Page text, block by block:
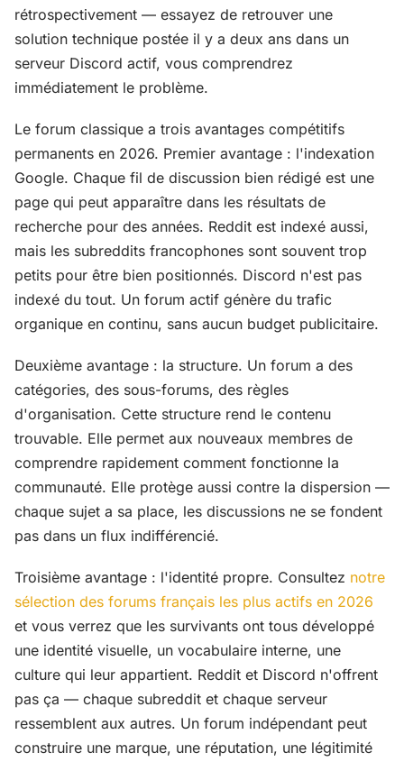
rétrospectivement — essayez de retrouver une
solution technique postée il y a deux ans dans un
serveur Discord actif, vous comprendrez
immédiatement le problème.
Le forum classique a trois avantages compétitifs
permanents en 2026. Premier avantage : l'indexation
Google. Chaque fil de discussion bien rédigé est une
page qui peut apparaître dans les résultats de
recherche pour des années. Reddit est indexé aussi,
mais les subreddits francophones sont souvent trop
petits pour être bien positionnés. Discord n'est pas
indexé du tout. Un forum actif génère du trafic
organique en continu, sans aucun budget publicitaire.
Deuxième avantage : la structure. Un forum a des
catégories, des sous-forums, des règles
d'organisation. Cette structure rend le contenu
trouvable. Elle permet aux nouveaux membres de
comprendre rapidement comment fonctionne la
communauté. Elle protège aussi contre la dispersion —
chaque sujet a sa place, les discussions ne se fondent
pas dans un flux indifférencié.
Troisième avantage : l'identité propre. Consultez notre
sélection des forums français les plus actifs en 2026
et vous verrez que les survivants ont tous développé
une identité visuelle, un vocabulaire interne, une
culture qui leur appartient. Reddit et Discord n'offrent
pas ça — chaque subreddit et chaque serveur
ressemblent aux autres. Un forum indépendant peut
construire une marque, une réputation, une légitimité